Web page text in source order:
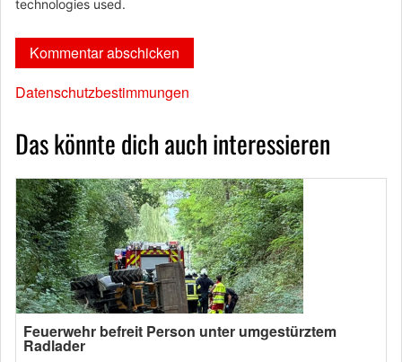
technologies used.
Datenschutzbestimmungen
Das könnte dich auch interessieren
Feuerwehr befreit Person unter umgestürztem
Radlader